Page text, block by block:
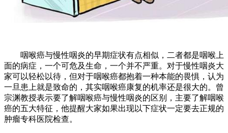
咽喉癌与慢性咽炎的早期症状有点相似，二者都是咽喉上
面的病症，一个可危及生命，一个并不严重。对于慢性咽炎大
家可以轻松以待，但对于咽喉癌都抱着一种本能的畏惧，认为
一旦患上就是致命的，其实咽喉癌康复的机率还是很大的。曾
宗渊教授表示要了解咽喉癌与慢性咽炎的区别，主要了解咽喉
癌的五大特征，他提醒大家如果出现以下症状一定要去正规的
肿瘤专科医院检查。